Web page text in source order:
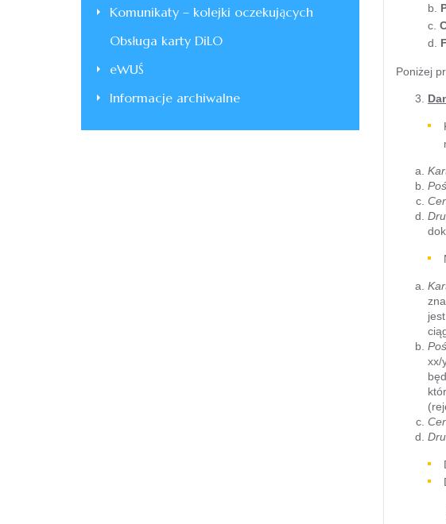
Komunikaty – kolejki oczekujących
Obsługa karty DiLO
eWUŚ
Informacje archiwalne
b.
c.
d.
Poniżej
xx/